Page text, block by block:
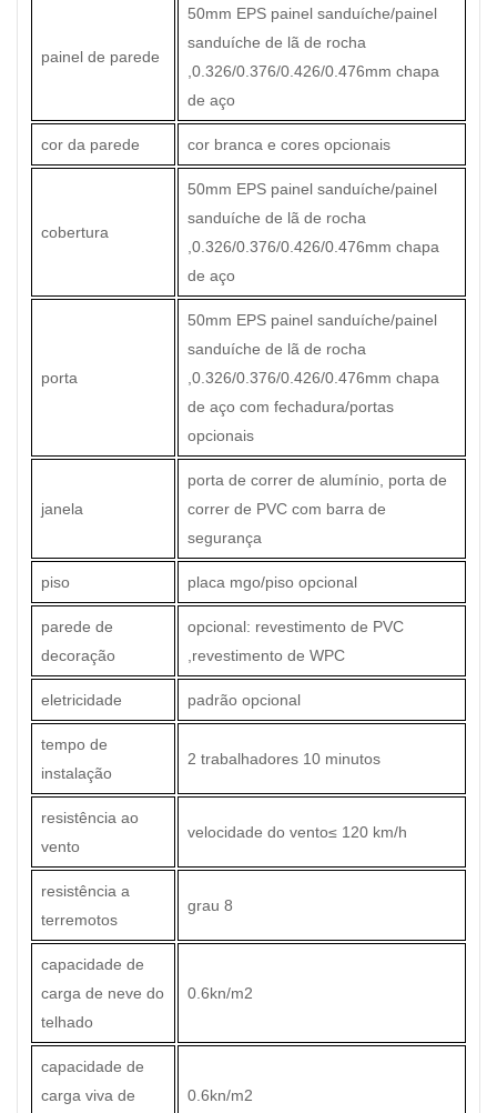
painel de parede
50mm EPS painel sanduíche/painel
sanduíche de lã de rocha
,0.326/0.376/0.426/0.476mm chapa
de aço
cor da parede cor branca e cores opcionais
cobertura
50mm EPS painel sanduíche/painel
sanduíche de lã de rocha
,0.326/0.376/0.426/0.476mm chapa
de aço
porta
50mm EPS painel sanduíche/painel
sanduíche de lã de rocha
,0.326/0.376/0.426/0.476mm chapa
de aço com fechadura/portas
opcionais
janela
porta de correr de alumínio, porta de
correr de PVC com barra de
segurança
piso placa mgo/piso opcional
parede de
decoração
opcional: revestimento de PVC
,revestimento de WPC
eletricidade padrão opcional
tempo de
instalação
2 trabalhadores 10 minutos
resistência ao
vento
velocidade do vento≤ 120 km/h
resistência a
terremotos
grau 8
capacidade de
carga de neve do
telhado
0.6kn/m2
capacidade de
carga viva de
0.6kn/m2